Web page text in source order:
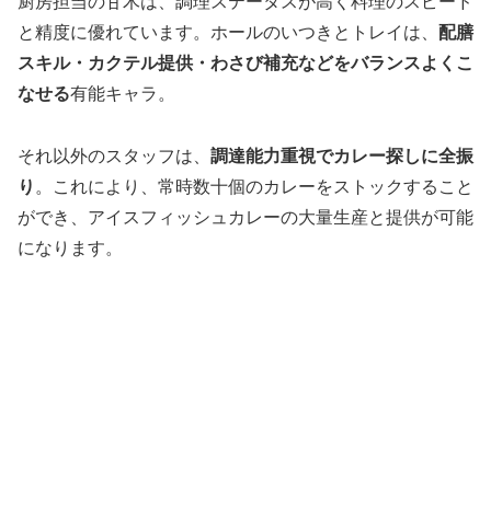
と精度に優れています。ホールのいつきとトレイは、 配膳
スキル・カクテル提供・わさび補充などをバランスよくこ
なせる有能キャラ。
それ以外のスタッフは、 調達能力重視でカレー探しに全振
り 。これにより、常時数十個のカレーをストックすること
ができ、アイスフィッシュカレーの大量生産と提供が可能
になります。